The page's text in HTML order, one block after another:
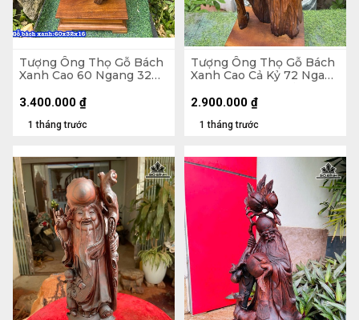
Tượng Ông Thọ Gỗ Bách
Xanh Cao 60 Ngang 32
1 tháng trước
3.400.000 ₫
Tượng Ông Thọ Gỗ Bách
Xanh Cao Cả Kỷ 72 Ngang
1 tháng trước
2.900.000 ₫